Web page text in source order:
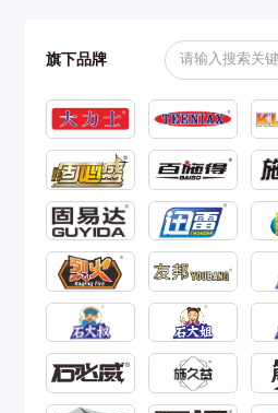
旗下品牌